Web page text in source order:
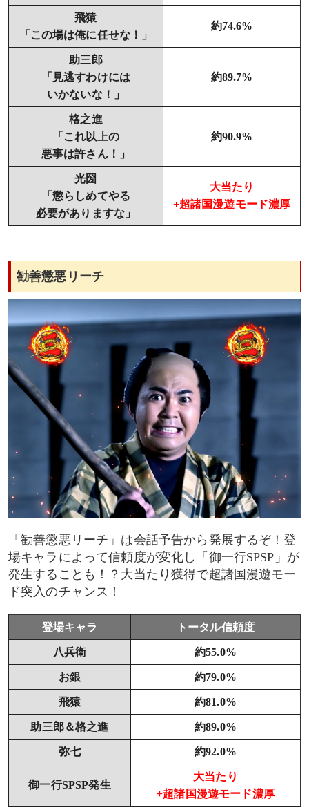
飛猿
「この場は俺に任せな！」
約74.6%
助三郎
「見逃すわけには
いかないな！」
約89.7%
格之進
「これ以上の
悪事は許さん！」
約90.9%
光圀
「懲らしめてやる
必要がありますな」
大当たり
+超諸国漫遊モード濃厚
勧善懲悪リーチ
「勧善懲悪リーチ」は会話予告から発展するぞ！登
場キャラによって信頼度が変化し「御一行SPSP」が
発生することも！？大当たり獲得で超諸国漫遊モー
ド突入のチャンス！
登場キャラ トータル信頼度
八兵衛 約55.0%
お銀 約79.0%
飛猿 約81.0%
助三郎＆格之進 約89.0%
弥七 約92.0%
御一行SPSP発生
大当たり
+超諸国漫遊モード濃厚